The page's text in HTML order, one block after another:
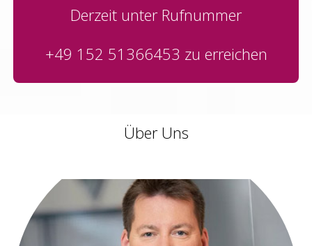
Derzeit unter Rufnummer
+49 152 51366453 zu erreichen
Über Uns